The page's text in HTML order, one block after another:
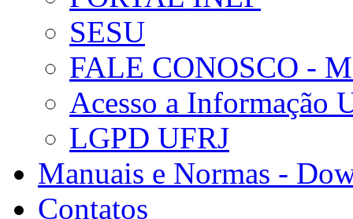
SESU
FALE CONOSCO -
Acesso a Informação
LGPD UFRJ
Manuais e Normas -
Contatos